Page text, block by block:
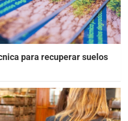
para recuperar suelos